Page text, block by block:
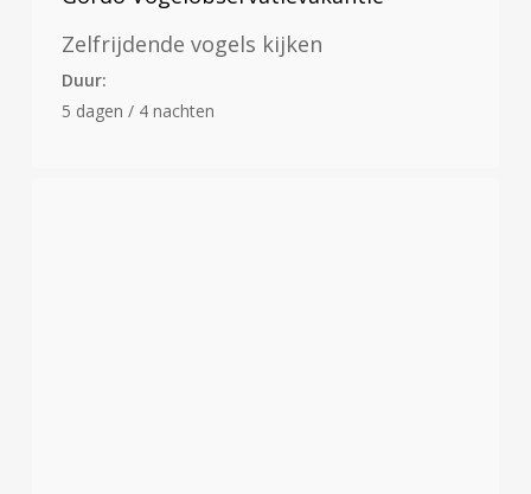
Zelfrijdende vogels kijken
Duur:
5 dagen / 4 nachten